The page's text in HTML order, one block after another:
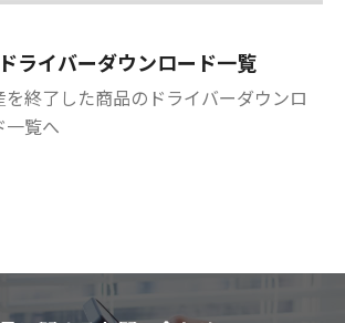
ドライバーダウンロード一覧
を終了した商品のドライバーダウンロ
一覧へ